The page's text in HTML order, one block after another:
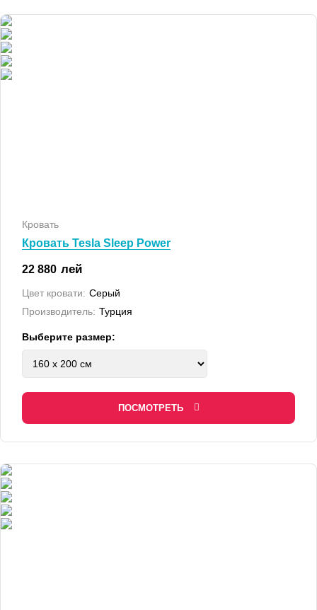
Кровать
Кровать Tesla Sleep Power
22 880 лей
Цвет кровати: Серый
Производитель: Турция
Выберите размер:
ПОСМОТРЕТЬ